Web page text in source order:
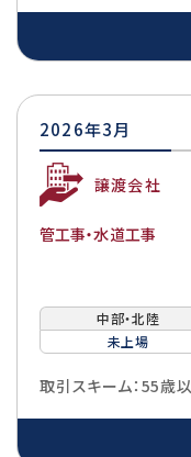
2026年3月
譲渡会社
管工事・水道工事
中部・北陸
未上場
取引スキーム：55歳